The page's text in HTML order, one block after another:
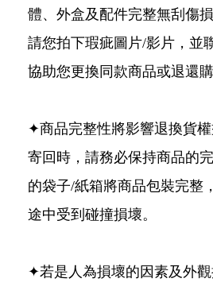
體、外盒及配件完整無刮傷
請您拍下瑕疵圖片/影片，並
協助您更換同款商品或退還
✦商品完整性將影響退換貨
寄回時，請務必保持商品的
的袋子/紙箱將商品包裝完整
途中受到碰撞損壞。
✦若是人為損壞的因素及外觀